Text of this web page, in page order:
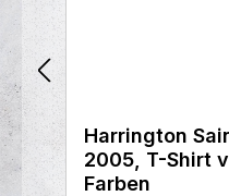
Harrington
2005, T-Shirt
Farben